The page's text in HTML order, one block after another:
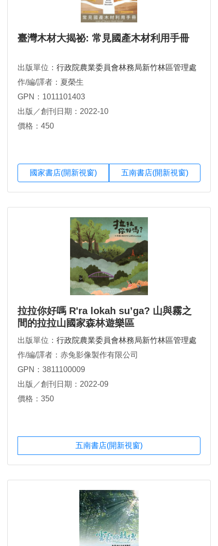
臺灣木材大揭祕: 常見國產木材利用手冊
出版單位： 行政院農業委員會林務局新竹林區管理處
作/編/譯者：夏榮生
GPN：1011101403
出版／創刊日期：2022-10
價格：450
國家書店(開新視窗) 五南書店(開新視窗)
拉拉你好嗎 R'ra lokah su’ga? 山與霧之
間的拉拉山國家森林遊樂區
出版單位： 行政院農業委員會林務局新竹林區管理處
作/編/譯者：赤兔影像製作有限公司
GPN：3811100009
出版／創刊日期：2022-09
價格：350
五南書店(開新視窗)